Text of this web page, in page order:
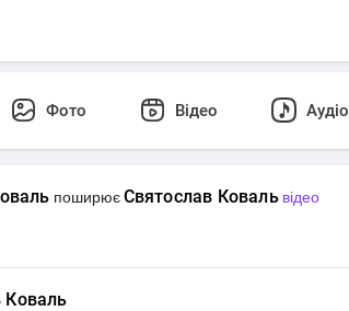
Фото Відео Аудіо
поширюєСвятослав Коваль відео
Коваль